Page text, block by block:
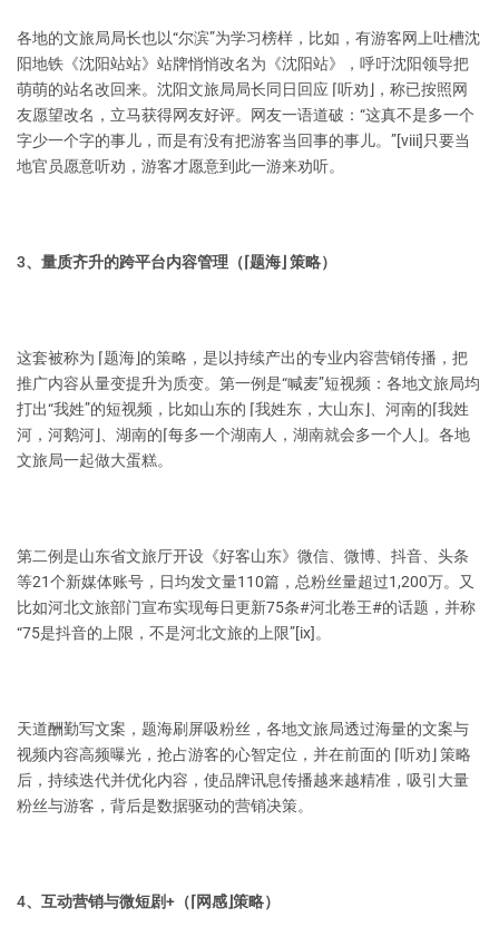
各地的文旅局局长也以“尔滨”为学习榜样，比如，有游客网上吐槽沈
阳地铁《沈阳站站》站牌悄悄改名为《沈阳站》，呼吁沈阳领导把
萌萌的站名改回来。沈阳文旅局局长同日回应 ⌈听劝⌋，称已按照网
友愿望改名，立马获得网友好评。网友一语道破：“这真不是多一个
字少一个字的事儿，而是有没有把游客当回事的事儿。”[viii]只要当
地官员愿意听劝，游客才愿意到此一游来劝听。
3、量质齐升的跨平台内容管理（⌈题海⌋ 策略）
这套被称为 ⌈题海⌋的策略，是以持续产出的专业内容营销传播，把
推广内容从量变提升为质变。第一例是“喊麦”短视频：各地文旅局均
打出“我姓”的短视频，比如山东的 ⌈我姓东，大山东⌋、河南的⌈我姓
河，河鹅河⌋、湖南的⌈每多一个湖南人，湖南就会多一个人⌋。各地
文旅局一起做大蛋糕。
第二例是山东省文旅厅开设《好客山东》微信、微博、抖音、头条
等21个新媒体账号，日均发文量110篇，总粉丝量超过1,200万。又
比如河北文旅部门宣布实现每日更新75条#河北卷王#的话题，并称
“75是抖音的上限，不是河北文旅的上限”[ix]。
天道酬勤写文案，题海刷屏吸粉丝，各地文旅局透过海量的文案与
视频内容高频曝光，抢占游客的心智定位，并在前面的 ⌈听劝⌋ 策略
后，持续迭代并优化内容，使品牌讯息传播越来越精准，吸引大量
粉丝与游客，背后是数据驱动的营销决策。
4、互动营销与微短剧+（⌈网感⌋策略）